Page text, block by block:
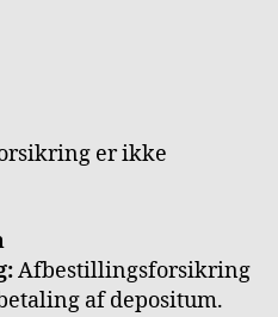
er ikke
Afbestillingsforsikring
af depositum.